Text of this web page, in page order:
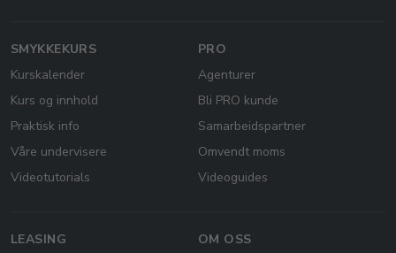
SMYKKEKURS
Kurskalender
Kurs og innhold
Praktisk info
Våre undervisere
Videotutorials
PRO
Agenturer
Bli PRO kunde
Samarbeidspartner
Omvendt moms
Videoguides
LEASING
OM OSS